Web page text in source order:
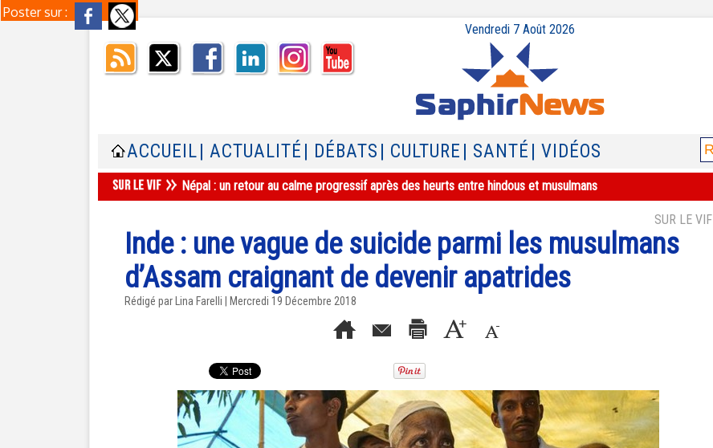
Poster sur :
Vendredi 7 Août 2026
ACCUEIL | ACTUALITÉ | DÉBATS | CULTURE | SANTÉ | VIDÉOS
Népal : un retour au calme progressif après des heurts entre hindous et musulmans
SUR LE VIF
Inde : une vague de suicide parmi les musulmans
d’Assam craignant de devenir apatrides
Rédigé par Lina Farelli | Mercredi 19 Décembre 2018